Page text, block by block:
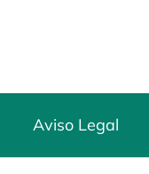
Aviso Legal